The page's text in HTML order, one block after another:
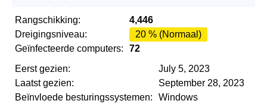
Rangschikking:
4,446
Dreigingsniveau:
20 % (Normaal)
Geïnfecteerde computers:
72
Eerst gezien:
July 5, 2023
Laatst gezien:
September 28, 2023
Beïnvloede besturingssystemen:
Windows